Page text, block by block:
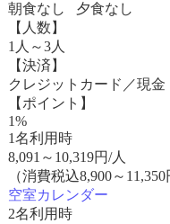
朝食なし 夕食なし
【人数】
1人～3人
【決済】
クレジットカード／現金
【ポイント】
1%
1名利用時
8,091 ～ 10,319円/人
（消費税込8,900～11,350
空室カレンダー
2名利用時